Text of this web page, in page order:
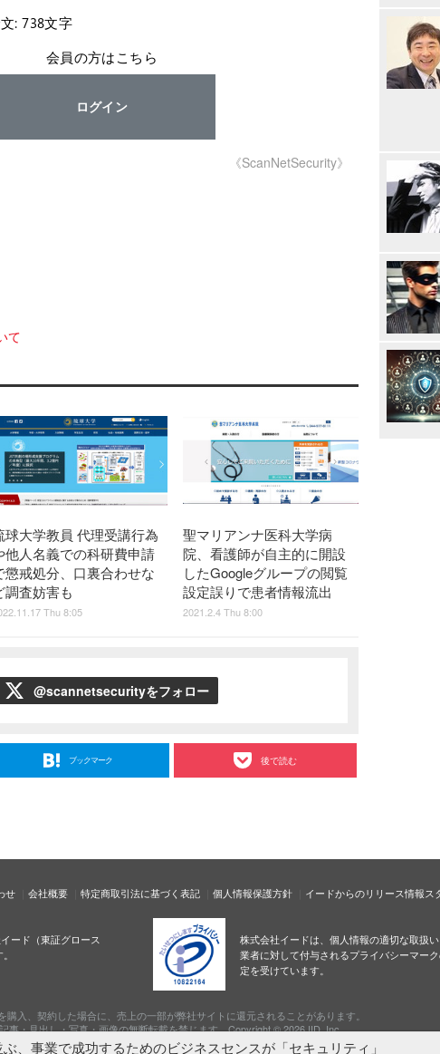
: 738文字
会員の方はこちら
ログイン
《ScanNetSecurity》
て
球大学教員 代理受講行為
他人名義での科研費申請
懲戒処分、口裏合わせな
調査妨害も
Thu 8:05
聖マリアンナ医科大学病
院、看護師が自主的に開設
したGoogleグループの閲覧
設定誤りで患者情報流出
2021.2.4 Thu 8:00
@scannetsecurityをフォロー
ブックマーク 後で読む
せ 会社概要 特定商取引法に基づく表記 個人情報保護方針 イードからのリリース情報ス
ード（東証グロース
株式会社イードは、個人情報の適切な取扱
業者に対して付与されるプライバシーマー
定を受けています。
購入、契約した場合に、売上の一部が弊社サイトに還元されることがあります。
事・見出し・写真・画像の無断転載を禁じます。Copyright © 2026 IID, Inc.
、事業で成功するためのビジネスセンスが「セキュリティ」